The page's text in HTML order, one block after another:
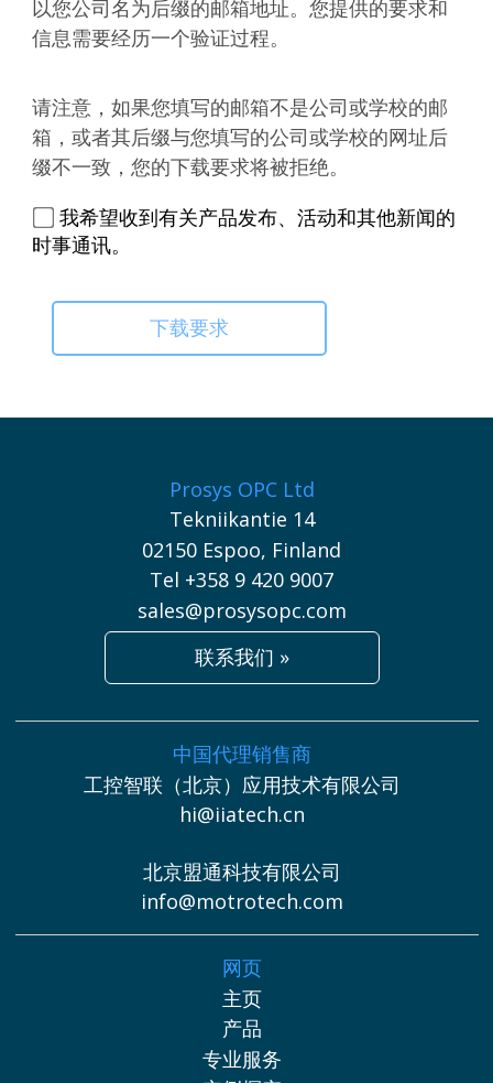
以您公司名为后缀的邮箱地址。您提供的要求和
信息需要经历一个验证过程。
请注意，如果您填写的邮箱不是公司或学校的邮
箱，或者其后缀与您填写的公司或学校的网址后
缀不一致，您的下载要求将被拒绝。
我希望收到有关产品发布、活动和其他新闻的
时事通讯。
Prosys OPC Ltd
Tekniikantie 14
02150 Espoo, Finland
Tel +358 9 420 9007
sales@prosysopc.com
联系我们 »
中国代理销售商
工控智联（北京）应用技术有限公司
hi@iiatech.cn
北京盟通科技有限公司
info@motrotech.com
网页
主页
产品
专业服务